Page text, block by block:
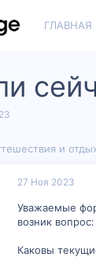
ГЛАВНАЯ
и
27 Ноя 2023
Уважаемые
возник
Каковы